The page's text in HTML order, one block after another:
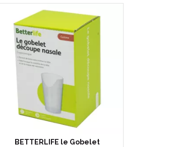
BETTERLIFE le Gobelet